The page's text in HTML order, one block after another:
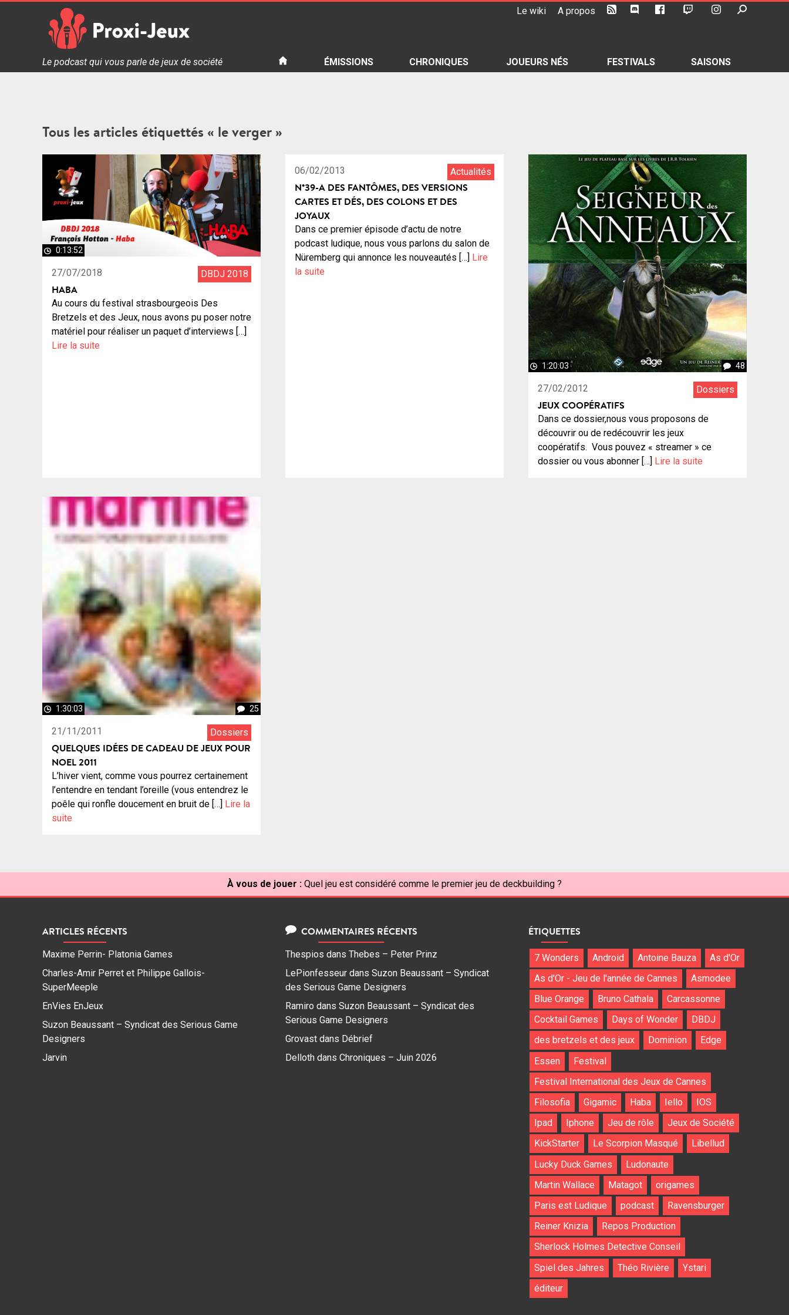
Le wiki A propos
Proxi Jeux - Le podcast qui vous parle de jeux de société
Le podcast qui vous parle de jeux de société ÉMISSIONS CHRONIQUES JOUEURS NÉS FESTIVALS SAISONS
Tous les articles étiquettés « le verger »
0:13:52
27/07/2018 DBDJ 2018
HABA
Au cours du festival strasbourgeois Des
Bretzels et des Jeux, nous avons pu poser notre
matériel pour réaliser un paquet d’interviews […]
Lire la suite
06/02/2013 Actualités
N°39-A DES FANTÔMES, DES VERSIONS
CARTES ET DÉS, DES COLONS ET DES
JOYAUX
Dans ce premier épisode d’actu de notre
podcast ludique, nous vous parlons du salon de
Nüremberg qui annonce les nouveautés […] Lire
la suite
1:20:03 48
27/02/2012 Dossiers
JEUX COOPÉRATIFS
Dans ce dossier,nous vous proposons de
découvrir ou de redécouvrir les jeux
coopératifs. Vous pouvez « streamer » ce
dossier ou vous abonner […] Lire la suite
1:30:03 25
21/11/2011 Dossiers
QUELQUES IDÉES DE CADEAU DE JEUX POUR
NOEL 2011
L’hiver vient, comme vous pourrez certainement
l’entendre en tendant l’oreille (vous entendrez le
poêle qui ronfle doucement en bruit de […] Lire la
suite
À vous de jouer : Quel jeu est considéré comme le premier jeu de deckbuilding ?
ARTICLES RÉCENTS
Maxime Perrin- Platonia Games
Charles-Amir Perret et Philippe Gallois-
SuperMeeple
EnVies EnJeux
Suzon Beaussant – Syndicat des Serious Game
Designers
Jarvin
COMMENTAIRES RÉCENTS
Thespios dans Thebes – Peter Prinz
LePionfesseur dans Suzon Beaussant – Syndicat
des Serious Game Designers
Ramiro dans Suzon Beaussant – Syndicat des
Serious Game Designers
Grovast dans Débrief
Delloth dans Chroniques – Juin 2026
ÉTIQUETTES
7 Wonders Android Antoine Bauza
As d'Or
As d'Or - Jeu de l'année de Cannes
Asmodee
Blue Orange
Bruno Cathala
Carcassonne
Cocktail Games
Days of Wonder
DBDJ
des bretzels et des jeux
Dominion
Edge
Essen
Festival
Festival International des Jeux de Cannes
Filosofia
Gigamic Haba Iello
IOS
Ipad
Iphone Jeu de rôle
Jeux de Société
KickStarter
Le Scorpion Masqué
Libellud
Lucky Duck Games
Ludonaute
Martin Wallace
Matagot
origames
Paris est Ludique
podcast
Ravensburger
Reiner Knizia
Repos Production
Sherlock Holmes Detective Conseil
Spiel des Jahres
Théo Rivière
Ystari
éditeur